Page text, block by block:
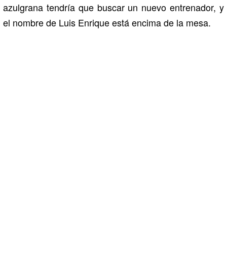
azulgrana tendría que buscar un nuevo entrenador, y
el nombre de Luis Enrique está encima de la mesa.